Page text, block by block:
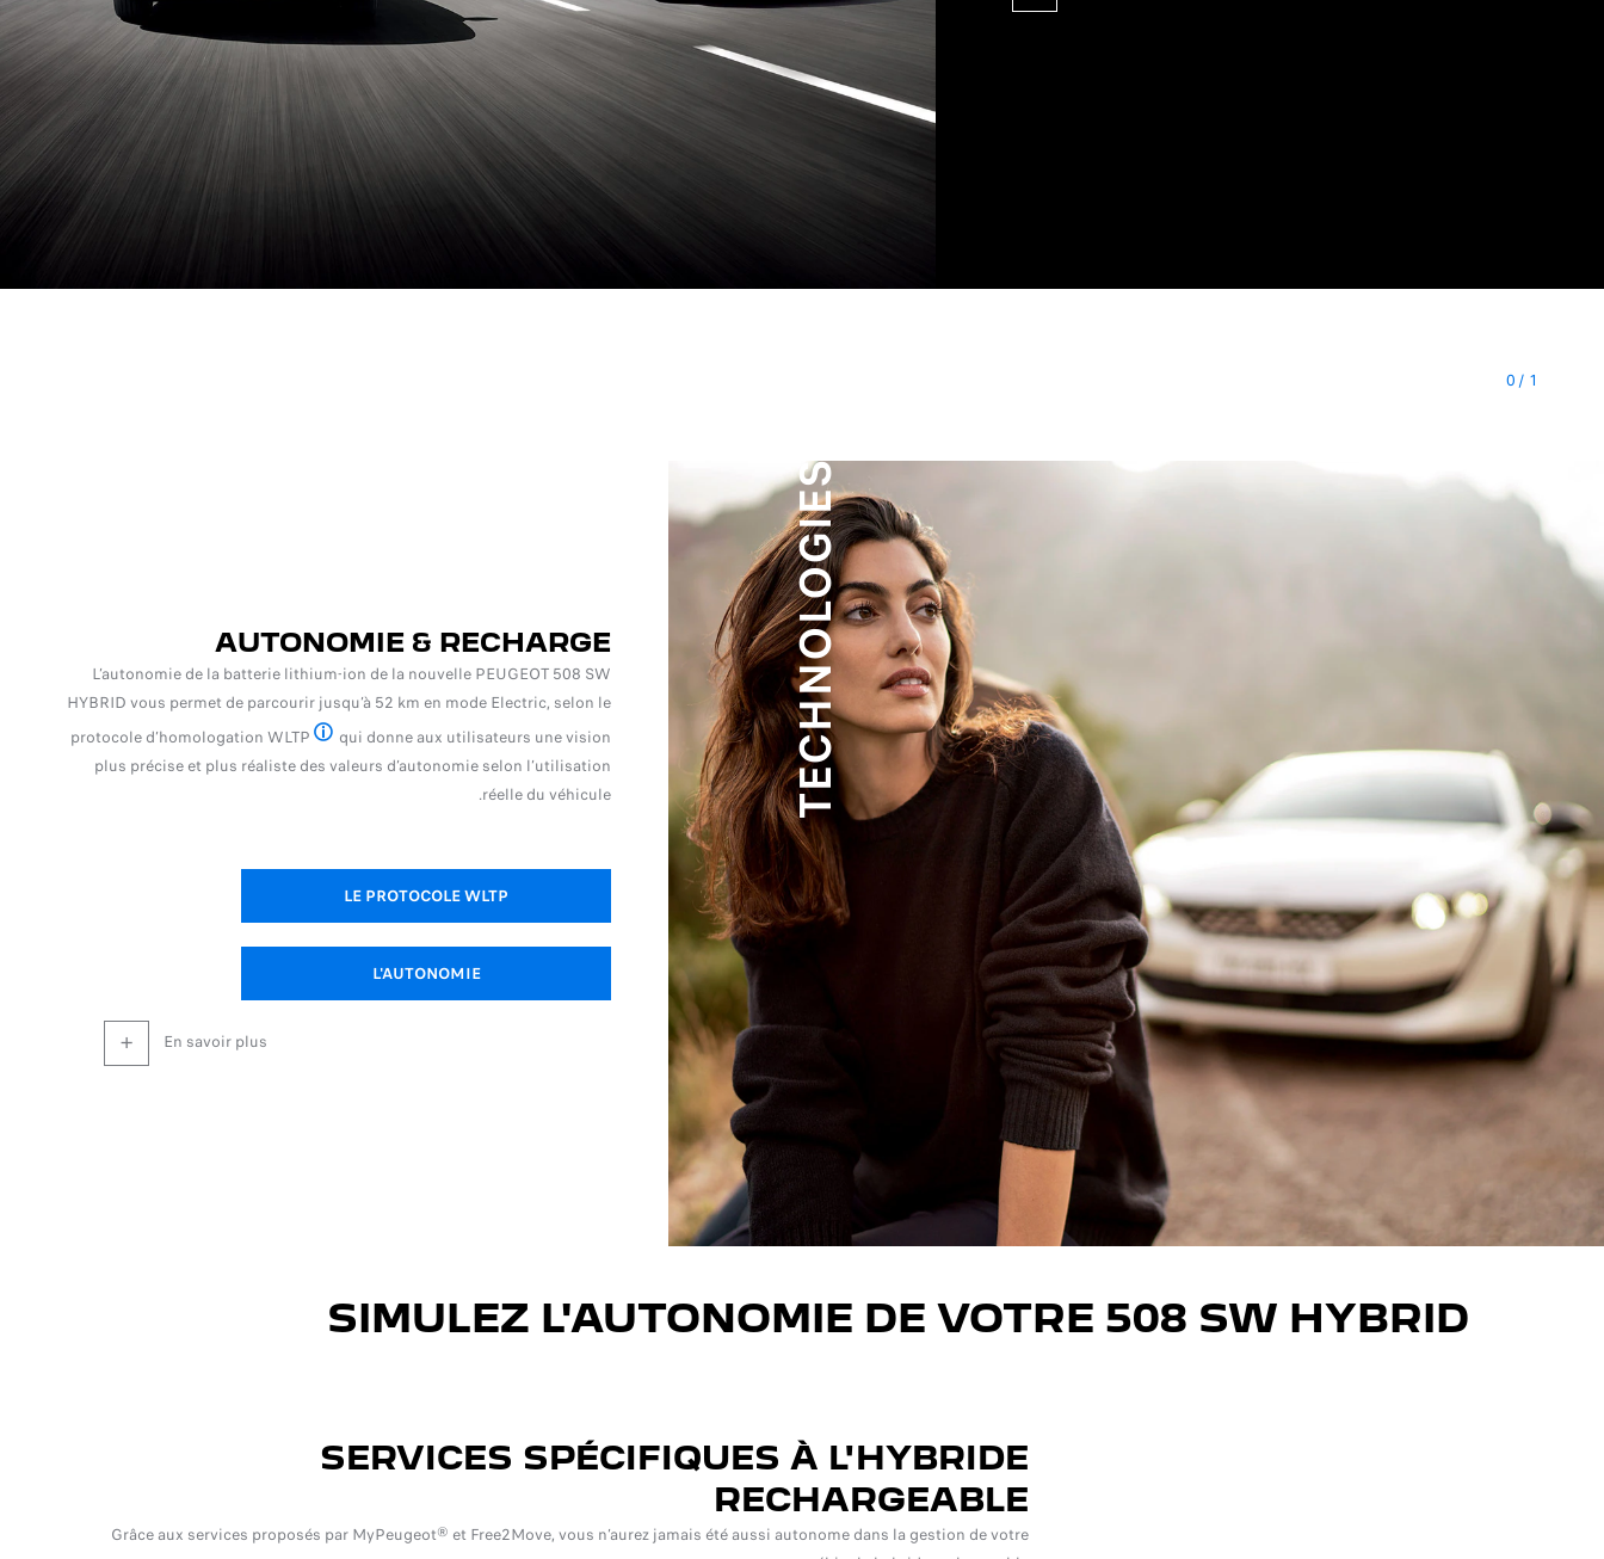
TECHNOLOGIES
1
/
0
AUTONOMIE & RECHARGE
L’autonomie de la batterie lithium-ion de la nouvelle PEUGEOT 508 SW
HYBRID vous permet de parcourir jusqu’à 52 km en mode Electric, selon le
protocole d’homologation WLTP
fr/marque-et-technologie/wltp.html
qui donne aux utilisateurs une vision
plus précise et plus réaliste des valeurs d’autonomie selon l’utilisation
réelle du véhicule.
LE PROTOCOLE WLTP
L'AUTONOMIE
en savoir plus
SIMULEZ L'AUTONOMIE DE VOTRE 508 SW HYBRID
SERVICES SPÉCIFIQUES À L'HYBRIDE
RECHARGEABLE
Grâce aux services proposés par MyPeugeot® et Free2Move, vous n’aurez jamais été aussi autonome dans la gestion de votre